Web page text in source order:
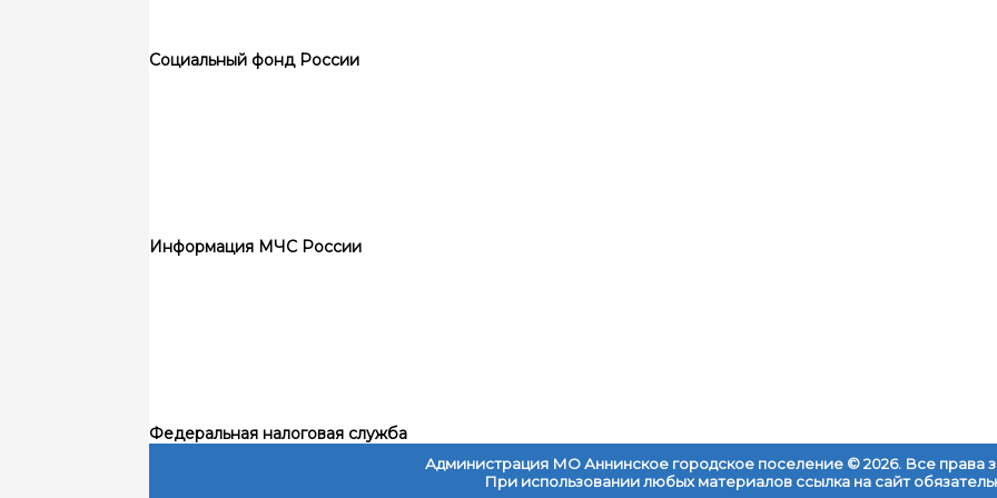
Социальный фонд России
Информация МЧС России
Федеральная налоговая служба
Администрация МО Аннинское городское поселение © 2026. Все права
При использовании любых материалов ссылка на сайт